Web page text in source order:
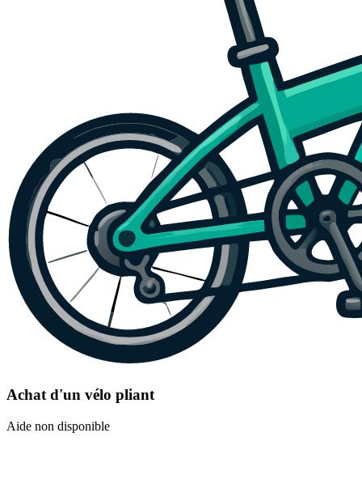
Achat d'un vélo pliant
Aide non disponible